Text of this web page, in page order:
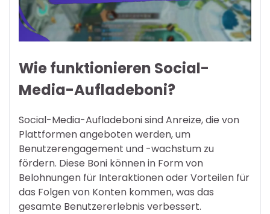
Wie funktionieren Social-
Media-Aufladeboni?
Social-Media-Aufladeboni sind Anreize, die von
Plattformen angeboten werden, um
Benutzerengagement und -wachstum zu
fördern. Diese Boni können in Form von
Belohnungen für Interaktionen oder Vorteilen für
das Folgen von Konten kommen, was das
gesamte Benutzererlebnis verbessert.